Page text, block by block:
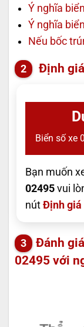
Ý nghĩa
Ý nghĩa
Nếu bốc
Định
Biển số xe
Bạn muốn
02495 vui
nút Định giá
Đánh
02495 với